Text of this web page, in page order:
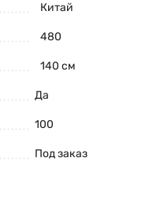
Китай
480
140 см
Да
100
Под заказ